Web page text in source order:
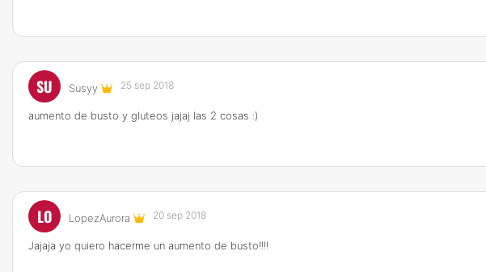
SU Susyy 25 sep 2018
aumento de busto y gluteos jajaj las 2 cosas :)
LO LopezAurora 20 sep 2018
Jajaja yo quiero hacerme un aumento de busto!!!!